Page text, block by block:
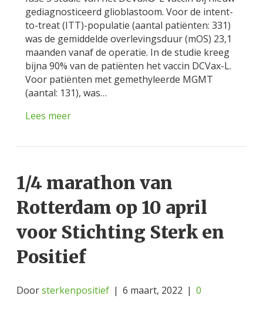
gediagnosticeerd glioblastoom. Voor de intent-
to-treat (ITT)-populatie (aantal patiënten: 331)
was de gemiddelde overlevingsduur (mOS) 23,1
maanden vanaf de operatie. In de studie kreeg
bijna 90% van de patiënten het vaccin DCVax-L.
Voor patiënten met gemethyleerde MGMT
(aantal: 131), was…
Lees meer
1/4 marathon van
Rotterdam op 10 april
voor Stichting Sterk en
Positief
Doorsterkenpositief | 6 maart, 2022 | 0